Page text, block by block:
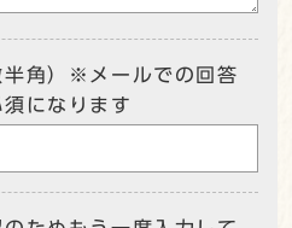
半角）※メールでの回答
になります